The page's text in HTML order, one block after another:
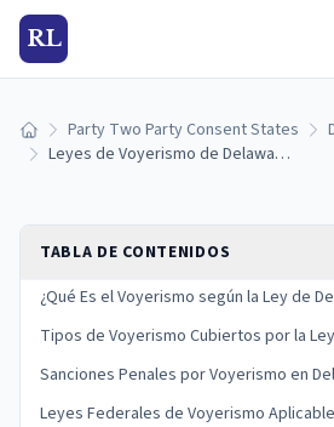
RL
Inicio Party Two Party Consent States
Leyes de Voyerismo de Delaware: Cámaras Ocultas, Sanciones y Protecciones de Privacidad (2026)
TABLA DE CONTENIDOS
¿Qué Es el Voyerismo según la Ley de
Tipos de Voyerismo Cubiertos por la
Sanciones Penales por Voyerismo en
Leyes Federales de Voyerismo